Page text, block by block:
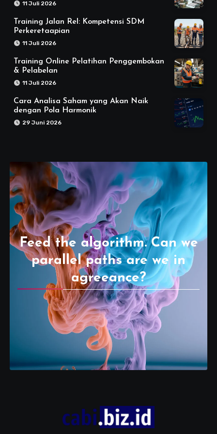
11 Juli 2026
Training Jalan Rel: Kompetensi SDM
Perkeretaapian
11 Juli 2026
Training Online Pelatihan Penggembokan
& Pelabelan
11 Juli 2026
Cara Analisa Saham yang Akan Naik
dengan Pola Harmonik
29 Juni 2026
Feed the algorithm. Can we
parallel paths are we in
agreeance?